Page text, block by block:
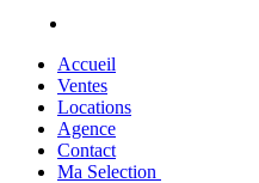
Accueil
Ventes
Locations
Agence
Contact
Ma Selection